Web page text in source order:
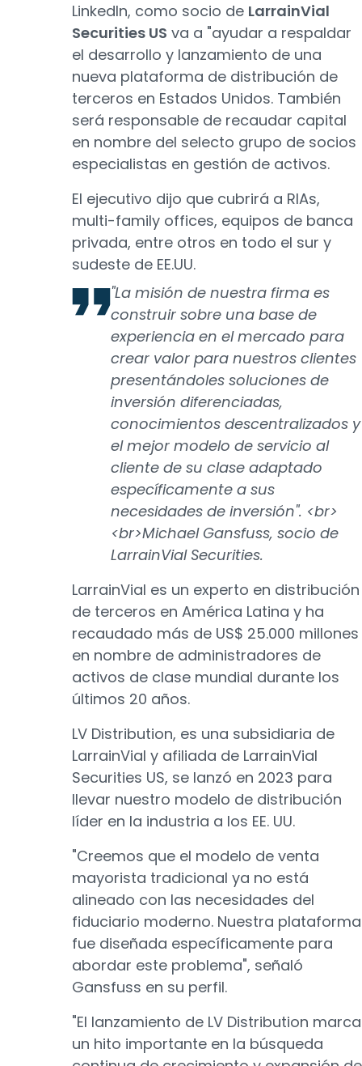
LinkedIn, como socio de LarrainVial
Securities US va a "ayudar a respaldar
el desarrollo y lanzamiento de una
nueva plataforma de distribución de
terceros en Estados Unidos. También
será responsable de recaudar capital
en nombre del selecto grupo de socios
especialistas en gestión de activos.
El ejecutivo dijo que cubrirá a RIAs,
multi-family offices, equipos de banca
privada, entre otros en todo el sur y
sudeste de EE.UU.
"La misión de nuestra firma es
construir sobre una base de
experiencia en el mercado para
crear valor para nuestros clientes
presentándoles soluciones de
inversión diferenciadas,
conocimientos descentralizados y
el mejor modelo de servicio al
cliente de su clase adaptado
específicamente a sus
necesidades de inversión". <br>
<br>Michael Gansfuss, socio de
LarrainVial Securities.
LarrainVial es un experto en distribución
de terceros en América Latina y ha
recaudado más de US$ 25.000 millones
en nombre de administradores de
activos de clase mundial durante los
últimos 20 años.
LV Distribution, es una subsidiaria de
LarrainVial y afiliada de LarrainVial
Securities US, se lanzó en 2023 para
llevar nuestro modelo de distribución
líder en la industria a los EE. UU.
"Creemos que el modelo de venta
mayorista tradicional ya no está
alineado con las necesidades del
fiduciario moderno. Nuestra plataforma
fue diseñada específicamente para
abordar este problema", señaló
Gansfuss en su perfil.
"El lanzamiento de LV Distribution marca
un hito importante en la búsqueda